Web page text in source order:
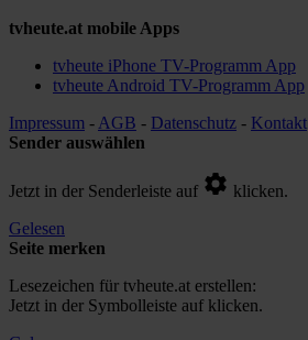
tvheute.at mobile Apps
tvheute iPhone TV-Programm App
tvheute Android TV-Programm App
Impressum - AGB - Datenschutz - Kontakt
Sender auswählen
Jetzt in der Senderleiste auf
klicken.
Gelesen
Seite merken
Lesezeichen für tvheute.at erstellen:
Jetzt in der Symbolleiste auf klicken.